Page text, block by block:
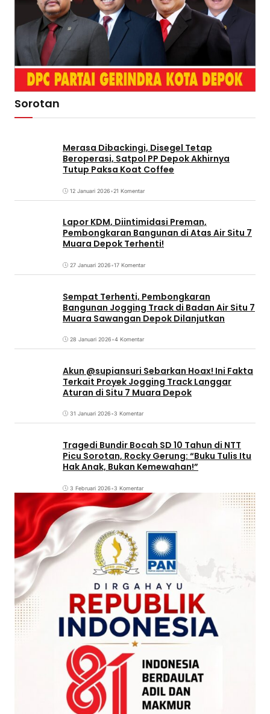
Sorotan
Merasa Dibackingi, Disegel Tetap
Beroperasi, Satpol PP Depok Akhirnya
Tutup Paksa Koat Coffee
12 Januari 2026•21 Komentar
Lapor KDM, Diintimidasi Preman,
Pembongkaran Bangunan di Atas Air Situ 7
Muara Depok Terhenti!
27 Januari 2026•17 Komentar
Sempat Terhenti, Pembongkaran
Bangunan Jogging Track di Badan Air Situ 7
Muara Sawangan Depok Dilanjutkan
28 Januari 2026•4 Komentar
Akun @supiansuri Sebarkan Hoax! Ini Fakta
Terkait Proyek Jogging Track Langgar
Aturan di Situ 7 Muara Depok
31 Januari 2026•3 Komentar
Tragedi Bundir Bocah SD 10 Tahun di NTT
Picu Sorotan, Rocky Gerung: “Buku Tulis Itu
Hak Anak, Bukan Kemewahan!”
3 Februari 2026•3 Komentar